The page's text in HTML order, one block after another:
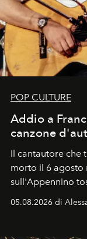
POP CULTURE
Addio a
canzone
Il cantautore che
morto il 6 agosto
sull'Appennino
05.08.2026 di